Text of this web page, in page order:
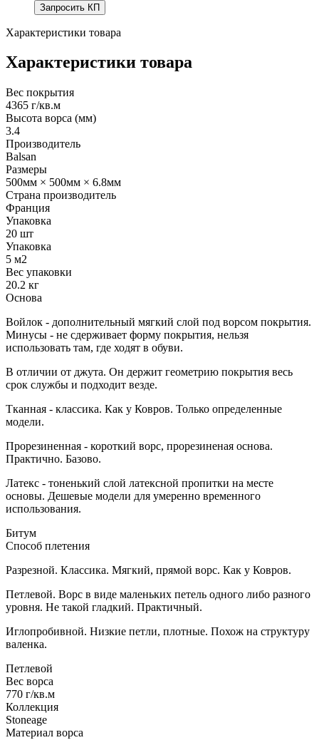
Запросить КП
Характеристики товара
Характеристики товара
Вес покрытия
4365 г/кв.м
Высота ворса (мм)
3.4
Производитель
Balsan
Размеры
500мм × 500мм × 6.8мм
Страна производитель
Франция
Упаковка
20 шт
Упаковка
5 м2
Вес упаковки
20.2 кг
Основа
Войлок - дополнительный мягкий слой под ворсом покрытия.
Минусы - не сдерживает форму покрытия, нельзя
использовать там, где ходят в обуви.
В отличии от джута. Он держит геометрию покрытия весь
срок службы и подходит везде.
Тканная - классика. Как у Ковров. Только определенные
модели.
Прорезиненная - короткий ворс, прорезиненая основа.
Практично. Базово.
Латекс - тоненький слой латексной пропитки на месте
основы. Дешевые модели для умеренно временного
использования.
Битум
Способ плетения
Разрезной. Классика. Мягкий, прямой ворс. Как у Ковров.
Петлевой. Ворс в виде маленьких петель одного либо разного
уровня. Не такой гладкий. Практичный.
Иглопробивной. Низкие петли, плотные. Похож на структуру
валенка.
Петлевой
Вес ворса
770 г/кв.м
Коллекция
Stoneage
Материал ворса